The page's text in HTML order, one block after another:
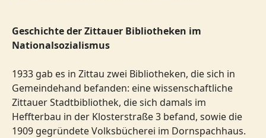
Geschichte der Zittauer Bibliotheken im
Nationalsozialismus
1933 gab es in Zittau zwei Bibliotheken, die sich in
Gemeindehand befanden: eine wissenschaftliche
Zittauer Stadtbibliothek, die sich damals im
Heffterbau in der Klosterstraße 3 befand, sowie die
1909 gegründete Volksbücherei im Dornspachhaus.